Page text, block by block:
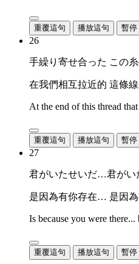
重覆這句 播放這句 暫停
26
手繰り寄せ合った この
在我們相互拉近的 這條
At the end of this thread
重覆這句 播放這句 暫停
27
君がいたせいだ…君が
是因為有你存在… 是因
Is because you were there...
重覆這句 播放這句 暫停